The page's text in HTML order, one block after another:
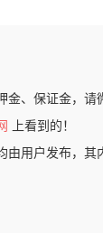
、保证金，请
上看到的！
由用户发布，